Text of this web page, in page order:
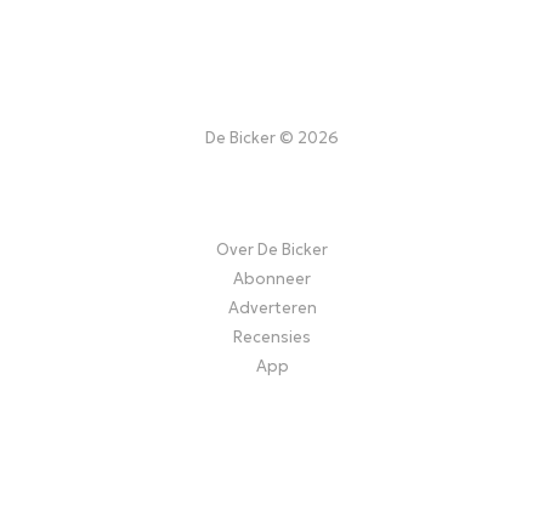
De Bicker © 2026
Over De Bicker
Abonneer
Adverteren
Recensies
App